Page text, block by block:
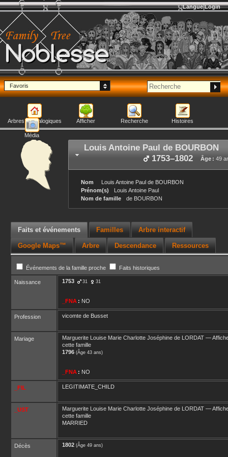
Noblesse
Langue Login
Favoris
Arbres généalogiques Afficher Recherche Histoires
Média
Louis Antoine Paul de BOURBON
Âge : 49
1753–1802
Nom Louis Antoine Paul de BOURBON
Prénom(s)
Louis Antoine Paul
Nom de famille
de BOURBON
Faits et événements Familles Arbre interactif
Google Maps™ Arbre Descendance Ressources
Événements de la famille proche Faits historiques
Naissance 1753 31 31
_FNA : NO
Profession vicomte de Busset
Mariage Marguerite Louise Marie Charlotte Joséphine de LORDAT —
cette famille
1796 (Âge 43 ans)
_FNA : NO
_FIL LEGITIMATE_CHILD
_UST Marguerite Louise Marie Charlotte Joséphine de LORDAT —
cette famille
MARRIED
Décès 1802 (Âge 49 ans)